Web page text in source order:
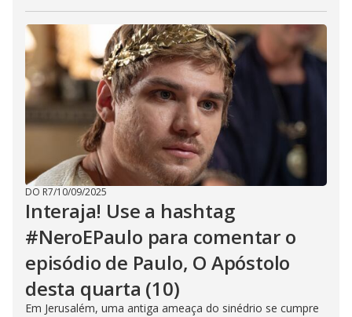
DO R7/10/09/2025
Interaja! Use a hashtag
#NeroEPaulo para comentar o
episódio de Paulo, O Apóstolo
desta quarta (10)
Em Jerusalém, uma antiga ameaça do sinédrio se cumpre